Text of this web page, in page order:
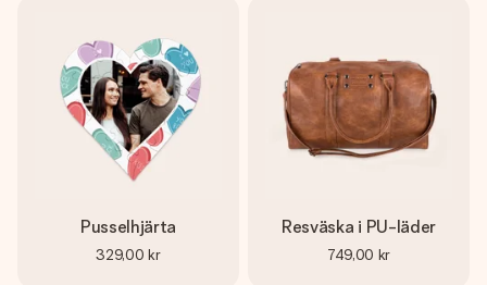
Pusselhjärta
329,00 kr
Resväska i PU-läder
749,00 kr